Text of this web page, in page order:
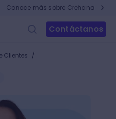
Conoce más sobre Crehana
Contáctanos
Clientes /
en una de las más